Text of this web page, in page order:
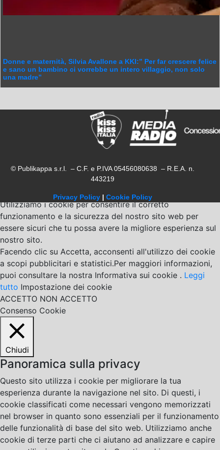
Donne e maternità, Silvia Avallone a KKI:” Per far crescere felice
e sano un bambino ci vorrebbe un intero villaggio, non solo
una madre”
© Publikappa s.r.l. – C.F. e P.IVA 05456080638 – R.E.A. n.
443219
Privacy Policy | Cookie Policy
Utilizziamo i cookie per consentire il corretto
funzionamento e la sicurezza del nostro sito web per
essere sicuri che tu possa avere la migliore esperienza sul
nostro sito.
Facendo clic su Accetta, acconsenti all'utilizzo dei cookie
a scopi pubblicitari e statistici.Per maggiori informazioni,
puoi consultare la nostra Informativa sui cookie . Leggi
tutto Impostazione dei cookie
ACCETTO NON ACCETTO
Consenso Cookie
Chiudi
Panoramica sulla privacy
Questo sito utilizza i cookie per migliorare la tua
esperienza durante la navigazione nel sito. Di questi, i
cookie classificati come necessari vengono memorizzati
nel browser in quanto sono essenziali per il funzionamento
delle funzionalità di base del sito web. Utilizziamo anche
cookie di terze parti che ci aiutano ad analizzare e capire